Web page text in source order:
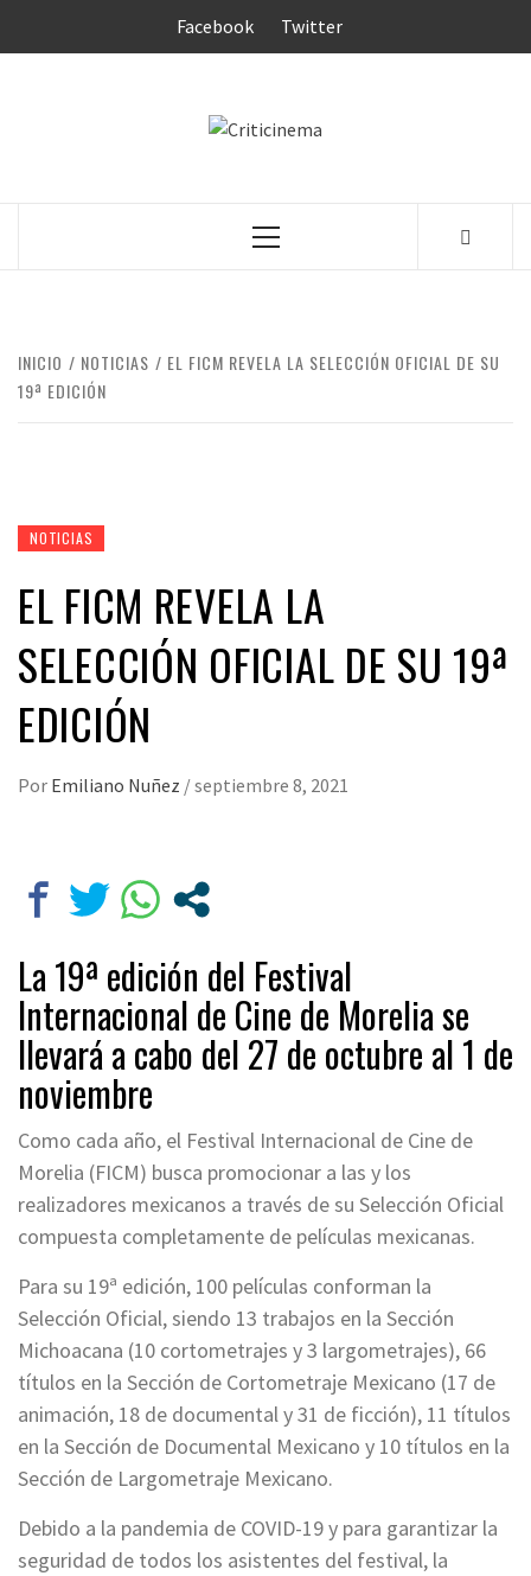
Facebook Twitter
Menú
INICIO NOTICIAS
EL FICM REVELA LA SELECCIÓN OFICIAL DE SU
19ª EDICIÓN
NOTICIAS
EL FICM REVELA LA
SELECCIÓN OFICIAL DE SU 19ª
EDICIÓN
Por Emiliano Nuñez /septiembre 8, 2021
La 19ª edición del Festival
Internacional de Cine de Morelia se
llevará a cabo del 27 de octubre al 1 de
noviembre
Como cada año, el Festival Internacional de Cine de
Morelia (FICM) busca promocionar a las y los
realizadores mexicanos a través de su Selección Oficial
compuesta completamente de películas mexicanas.
Para su 19ª edición, 100 películas conforman la
Selección Oficial, siendo 13 trabajos en la Sección
Michoacana (10 cortometrajes y 3 largometrajes), 66
títulos en la Sección de Cortometraje Mexicano (17 de
animación, 18 de documental y 31 de ficción), 11 títulos
en la Sección de Documental Mexicano y 10 títulos en la
Sección de Largometraje Mexicano.
Debido a la pandemia de COVID-19 y para garantizar la
seguridad de todos los asistentes del festival, la